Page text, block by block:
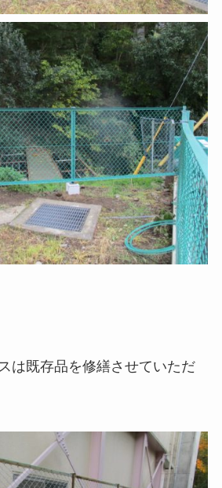
は既存品を修繕させていただ